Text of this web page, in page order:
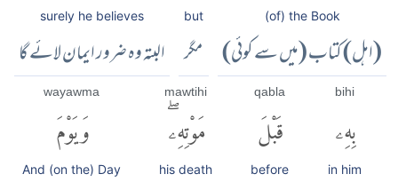
(of) the Book
(اہل) کتاب (میں سے کوئی)
but
مگر
surely he believes
البتہ وہ ضرور ایمان لائے گا
bihi
بِهِۦ
in him
qabla
قَبْلَ
before
mawtihi
مَوْتِهِۦۖ
his death
wayawma
وَيَوْمَ
And (on the) Day